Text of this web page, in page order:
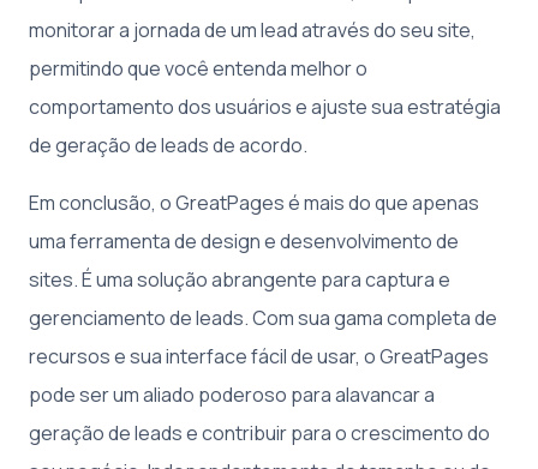
monitorar a jornada de um lead através do seu site,
permitindo que você entenda melhor o
comportamento dos usuários e ajuste sua estratégia
de geração de leads de acordo.
Em conclusão, o GreatPages é mais do que apenas
uma ferramenta de design e desenvolvimento de
sites. É uma solução abrangente para captura e
gerenciamento de leads. Com sua gama completa de
recursos e sua interface fácil de usar, o GreatPages
pode ser um aliado poderoso para alavancar a
geração de leads e contribuir para o crescimento do